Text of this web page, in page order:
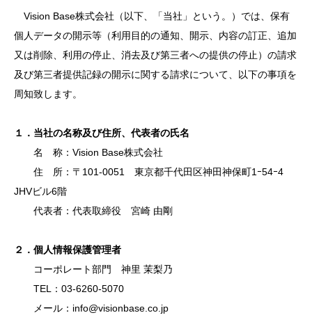
Vision Base株式会社（以下、「当社」という。）では、保有
個人データの開示等（利用目的の通知、開示、内容の訂正、追加
又は削除、利用の停止、消去及び第三者への提供の停止）の請求
及び第三者提供記録の開示に関する請求について、以下の事項を
周知致します。
１．当社の名称及び住所、代表者の氏名
名 称：Vision Base株式会社
住 所：〒101-0051 東京都千代田区神田神保町1ｰ54ｰ4
JHVビル6階
代表者：代表取締役 宮崎 由剛
２．個人情報保護管理者
コーポレート部門 神里 茉梨乃
TEL：03-6260-5070
メール：info@visionbase.co.jp